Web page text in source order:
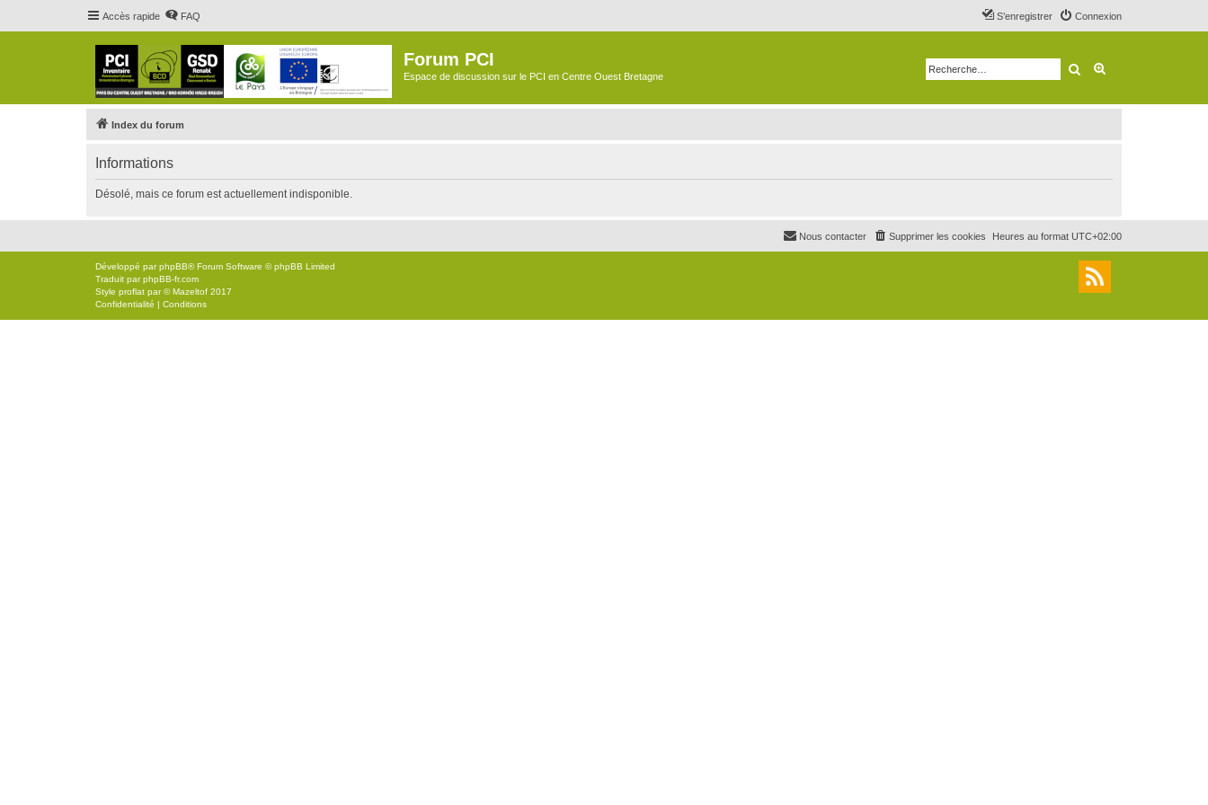
Accès rapide FAQ Connexion
S’enregistrer
Forum PCI
Espace de discussion sur le PCI en Centre Ouest Bretagne Rechercher
Index du forum
Informations
Désolé, mais ce forum est actuellement indisponible.
Heures au format UTC+02:00
Supprimer les cookies
Nous contacter
Développé parphpBB® Forum Software © phpBB Limited
Traduit parphpBB-fr.com
Style proflat par ©Mazeltof 2017
Confidentialité | Conditions